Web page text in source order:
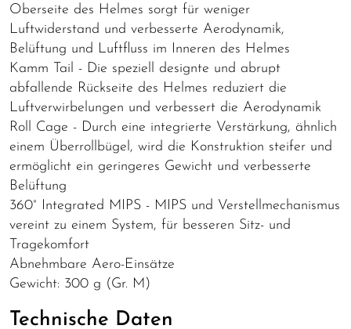
Oberseite des Helmes sorgt für weniger
Luftwiderstand und verbesserte Aerodynamik,
Belüftung und Luftfluss im Inneren des Helmes
Kamm Tail - Die speziell designte und abrupt
abfallende Rückseite des Helmes reduziert die
Luftverwirbelungen und verbessert die Aerodynamik
Roll Cage - Durch eine integrierte Verstärkung, ähnlich
einem Überrollbügel, wird die Konstruktion steifer und
ermöglicht ein geringeres Gewicht und verbesserte
Belüftung
360° Integrated MIPS - MIPS und Verstellmechanismus
vereint zu einem System, für besseren Sitz- und
Tragekomfort
Abnehmbare Aero-Einsätze
Gewicht: 300 g (Gr. M)
Technische Daten